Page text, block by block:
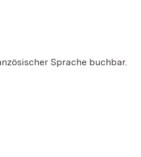
Sprache buchbar.